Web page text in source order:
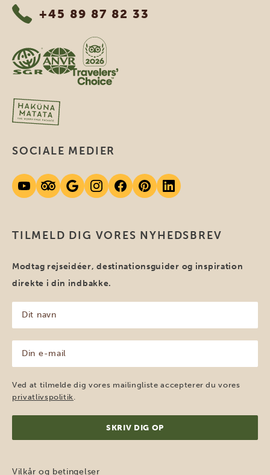
+45 89 87 82 33
TILMELD DIG VORES NYHEDSBREV
Modtag rejseidéer, destinationsguider og inspiration
direkte i din indbakke.
navn
(Påkrævet)
mail
(Påkrævet)
Ved at tilmelde dig vores mailingliste accepterer du vores
privatlivspolitik
SOCIALE MEDIER
Vilkår og betingelser